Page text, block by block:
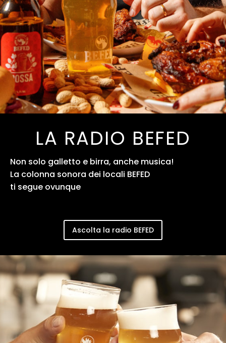
LA RADIO BEFED
Non solo galletto e birra, anche musica!
La colonna sonora dei locali BEFED
ti segue ovunque
Ascolta la radio BEFED